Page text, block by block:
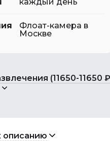
Флоат-камера в
Москве
(11650-11650
описанию